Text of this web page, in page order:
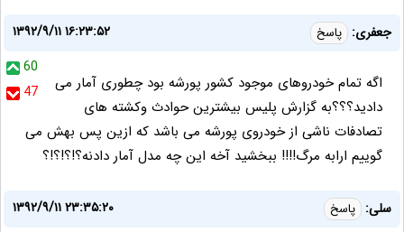
جعفری: پاسخ
۱۳۹۲/۹/۱۱ ۱۶:۲۳:۵۲
60
47
اگه تمام خودروهای موجود کشور پورشه بود چطوری آمار می
دادید؟؟؟به گزارش پلیس بیشترین حوادث وکشته های
تصادفات ناشی از خودروی پورشه می باشد که ازین پس بهش می
گوییم ارابه مرگ!!!! ببخشید آخه این چه مدل آمار دادنه؟!؟!؟!؟
سلی: پاسخ
۱۳۹۲/۹/۱۱ ۲۳:۳۵:۲۰